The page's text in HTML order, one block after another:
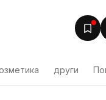
други